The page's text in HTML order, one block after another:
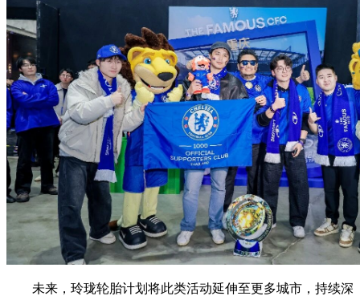
未来，玲珑轮胎计划将此类活动延伸至更多城市，持续深